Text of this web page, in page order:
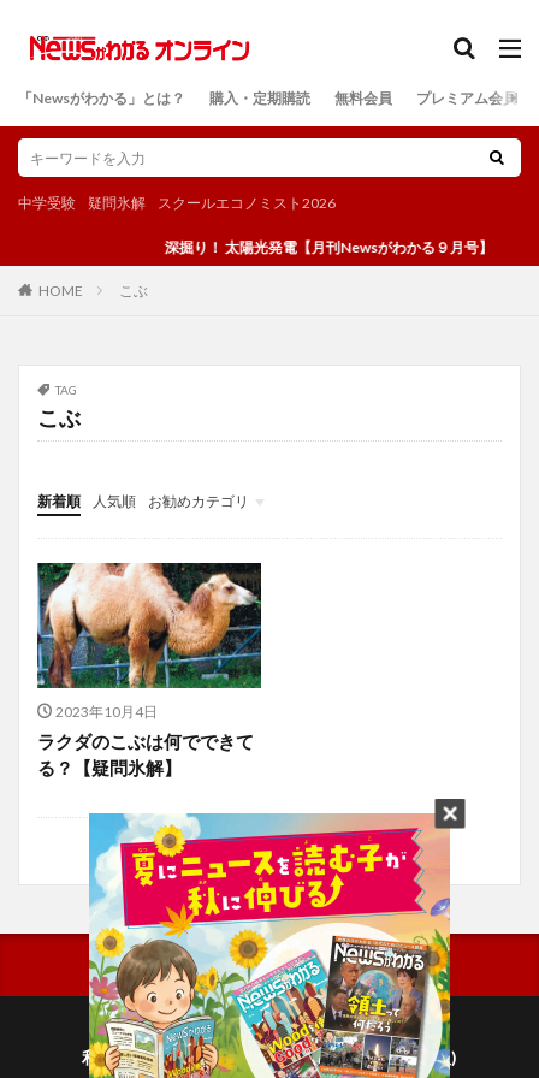
「Newsがわかる」とは？ 購入・定期購読 無料会員 プレミアム会員
中学受験 疑問氷解 スクールエコノミスト2026
深掘り！ 太陽光発電【月刊Newsがわかる９月号】
HOME こぶ
TAG
こぶ
新着順 人気順
お勧めカテゴリ
投稿
学び
マンガ
電子書籍
2023年10月4日
ラクダのこぶは何でできて
る？【疑問氷解】
利用規約
プライバシーポリシー(毎日新聞出版)
検索